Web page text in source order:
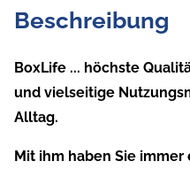
Beschreibung
BoxLife ... höchste
und vielseitige
Alltag.
Mit ihm haben Sie immer